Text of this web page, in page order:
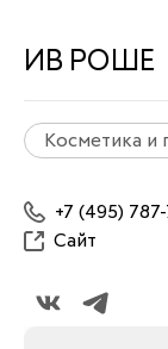
ИВ РОШЕ
Косметика
+7 (495)
Сайт